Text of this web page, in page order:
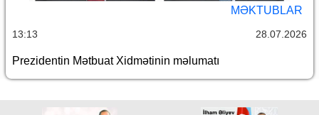
MƏKTUBLAR
13:13 28.07.2026
Prezidentin Mətbuat Xidmətinin məlumatı